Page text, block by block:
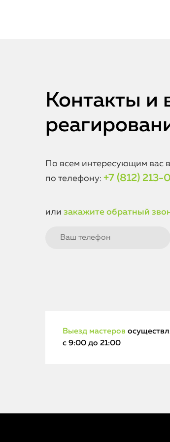
Контакты и
По всем интересующим вас
по телефону: +7 (812) 213-
или закажите обратный
Выезд мастеров
с 9:00 до 21:00